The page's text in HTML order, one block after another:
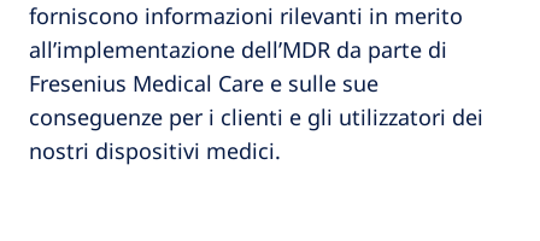
forniscono informazioni rilevanti in merito
all’implementazione dell’MDR da parte di
Fresenius Medical Care e sulle sue
conseguenze per i clienti e gli utilizzatori dei
nostri dispositivi medici.​